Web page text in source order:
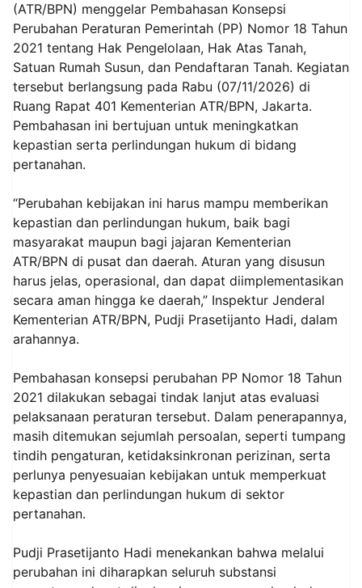
(ATR/BPN) menggelar Pembahasan Konsepsi
Perubahan Peraturan Pemerintah (PP) Nomor 18 Tahun
2021 tentang Hak Pengelolaan, Hak Atas Tanah,
Satuan Rumah Susun, dan Pendaftaran Tanah. Kegiatan
tersebut berlangsung pada Rabu (07/11/2026) di
Ruang Rapat 401 Kementerian ATR/BPN, Jakarta.
Pembahasan ini bertujuan untuk meningkatkan
kepastian serta perlindungan hukum di bidang
pertanahan.
“Perubahan kebijakan ini harus mampu memberikan
kepastian dan perlindungan hukum, baik bagi
masyarakat maupun bagi jajaran Kementerian
ATR/BPN di pusat dan daerah. Aturan yang disusun
harus jelas, operasional, dan dapat diimplementasikan
secara aman hingga ke daerah,” Inspektur Jenderal
Kementerian ATR/BPN, Pudji Prasetijanto Hadi, dalam
arahannya.
Pembahasan konsepsi perubahan PP Nomor 18 Tahun
2021 dilakukan sebagai tindak lanjut atas evaluasi
pelaksanaan peraturan tersebut. Dalam penerapannya,
masih ditemukan sejumlah persoalan, seperti tumpang
tindih pengaturan, ketidaksinkronan perizinan, serta
perlunya penyesuaian kebijakan untuk memperkuat
kepastian dan perlindungan hukum di sektor
pertanahan.
Pudji Prasetijanto Hadi menekankan bahwa melalui
perubahan ini diharapkan seluruh substansi